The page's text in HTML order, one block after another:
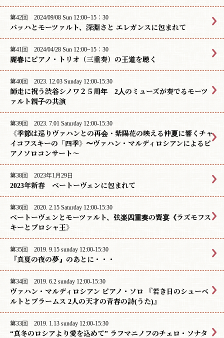
第42回 2024/09/08 Sun 12:00~15：30
バッハとモーツァルト、深淵さと エレガンスに包まれて
第41回 2024/04/28 Sun 12:00~15：30
麗春にピアノ・トリオ（三重奏）の王道を聴く
第40回 2023. 12.03 Sunday 12:00-15:30
師走に祝う渋谷シノワ２５周年 2人のミューズが奏でるモーツ
ァルト親子の共演
第39回 2023. 7.01 Saturday 12:00-15:30
《季節は巡りヴァハンとの再会・紫陽花の映える仲夏に響くチャ
イコフスキーの「四季》〜ヴァハン・マルディロシアンによるピ
アノソロコンサート〜
第38回 2023年1月29日
2023年新春 ベートーヴェンに包まれて
第36回 2020. 2.15 Saturday 12:00-15:30
ベートーヴェンとモーツァルト、弦楽四重奏の饗宴《ラズモフス
キーとプロシャ王》
第35回 2019. 9.15 sunday 12:00-15:30
『真夏の夜の夢』のあとに・・・
第34回 2019. 6.2 sunday 12:00-15:30
ヴァハン・マルディロシアン ピアノ・ソロ 『若き日のシューベ
ルトとブラームス 2人の天才の青春の詩(うた)』
第33回 2019. 1.13 sunday 12:00-15:30
“真冬のロシアより愛を込めて” ラフマニノフのチェロ・ソナタ